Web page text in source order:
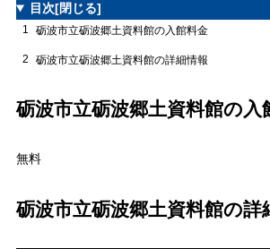
目次[閉じる]
1 砺波市立砺波郷土資料館の入館料金
2 砺波市立砺波郷土資料館の詳細情報
砺波市立砺波郷土資料館の入
無料
砺波市立砺波郷土資料館の詳